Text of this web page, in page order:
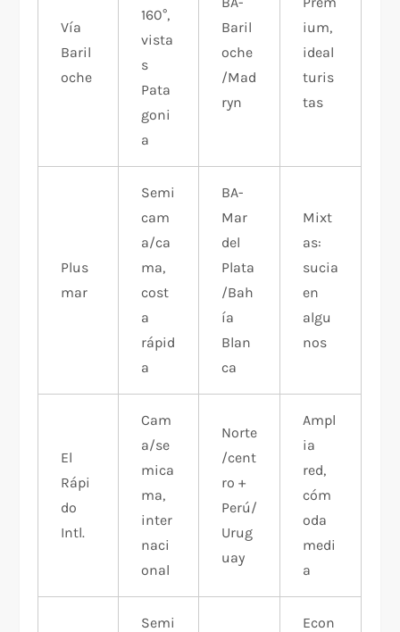
Vía
Baril
oche
160°,
vista
s
Pata
goni
a
Baril
oche
/Mad
ryn
ium,
ideal
turis
tas​
Plus
mar
Semi
cam
a/ca
ma,
cost
a
rápid
a
BA-
Mar
del
Plata
/Bah
ía
Blan
ca
Mixt
as:
sucia
en
algu
nos
El
Rápi
do
Intl.
Cam
a/se
mica
ma,
inter
naci
onal
Norte
/cent
ro +
Perú/
Urug
uay
Ampl
ia
red,
cóm
oda
medi
a​
Semi
Econ